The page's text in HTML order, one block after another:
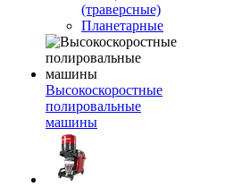
(траверсные)
Планетарные
Высокоскоростные
полировальные
машины